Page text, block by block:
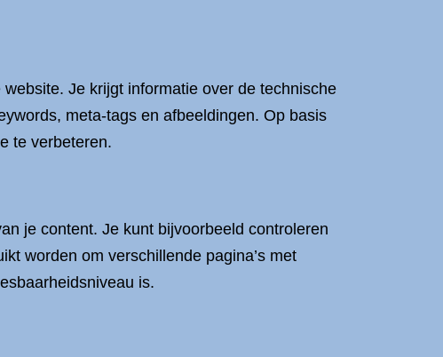
Je krijgt informatie over de technische
meta-tags en afbeeldingen. Op basis
te verbeteren.
je content. Je kunt bijvoorbeeld controleren
worden om verschillende pagina’s met
is.